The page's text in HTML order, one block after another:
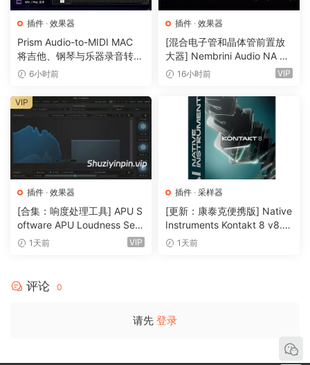
and support all your euphoric leads, lush synthesizer pads
and banging basslines.
BM 2 0 Eden Main View
Signature sounds
Set your phasers to stun and get ready rave until dawn by
combining the different kits with EDEN’s professional mix
presets and macro performance controls such as filter
sweeps and ambience.
Special Control: Kick Pump
Dynamic side-chain compression for that characteristic
pumping sound.
x64: AAX, VST3, VST2 | x86: JBridge files
插件 · 效果器
Prism Audio-to-MIDI MAC
将吉他、钢琴与乐器录音转换
为可编辑 MIDI
6小时前
插件 · 效果器
[混合电子管和晶体管前置放
大器] Nembrini Audio NA Ba
ss 3500 v1.0.0 Incl Keygen-
16小时前 VIP
插件 · 效果器
[合集：响度处理工具] APU S
oftware APU Loudness Seri
es v5.7.0 Incl Keygen-R2R
1天前 VIP
VIP
插件 · 采样器
[更新：康泰克便携版] Native
Instruments Kontakt 8 v8.1
2.1 PORTABLE-vkDanilov
1天前
评论 0
请先 登录